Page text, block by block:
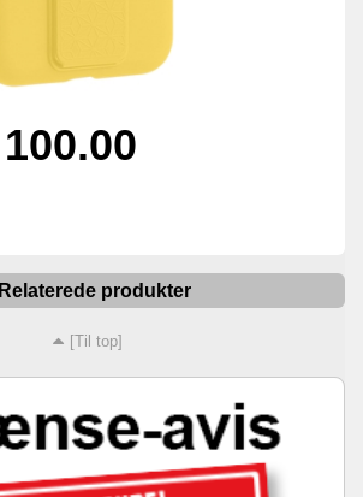
100.00
Relaterede produkter
[Til top]